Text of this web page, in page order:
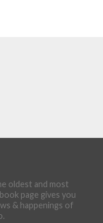
oldest and most
page gives you
& happenings of